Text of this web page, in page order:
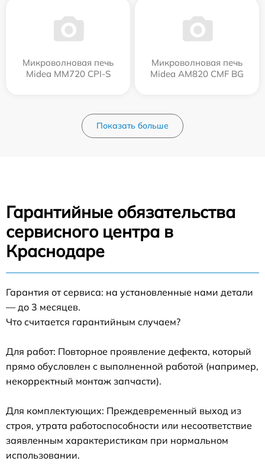
Микроволновая печь
Midea MM720 CPI-S
Микроволновая печь
Midea AM820 CMF BG
Показать больше
Гарантийные обязательства
сервисного центра в
Краснодаре
Гарантия от сервиса: на установленные нами детали
— до 3 месяцев.
Что считается гарантийным случаем?
Для работ: Повторное проявление дефекта, который
прямо обусловлен с выполненной работой (например,
некорректный монтаж запчасти).
Для комплектующих: Преждевременный выход из
строя, утрата работоспособности или несоответствие
заявленным характеристикам при нормальном
использовании.